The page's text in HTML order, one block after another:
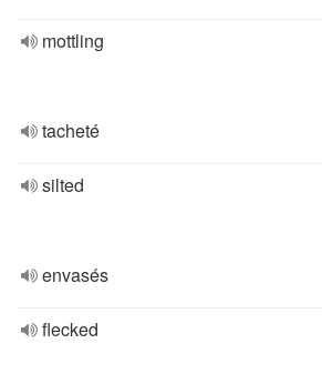
mottling
tacheté
silted
envasés
flecked